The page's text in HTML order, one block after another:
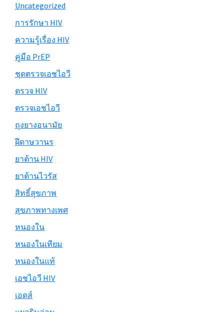
Uncategorized
การรักษา HIV
ความรู้เรื่อง HIV
คู่มือ PrEP
ชุดตรวจเอชไอวี
ตรวจ HIV
ตรวจเอชไอวี
ถุงยางอนามัย
ฝีดาษวานร
ยาต้าน HIV
ยาต้านไวรัส
สิทธิ์สุขภาพ
สุขภาพทางเพศ
หนองใน
หนองในเทียม
หนองในแท้
เอชไอวี HIV
เอดส์